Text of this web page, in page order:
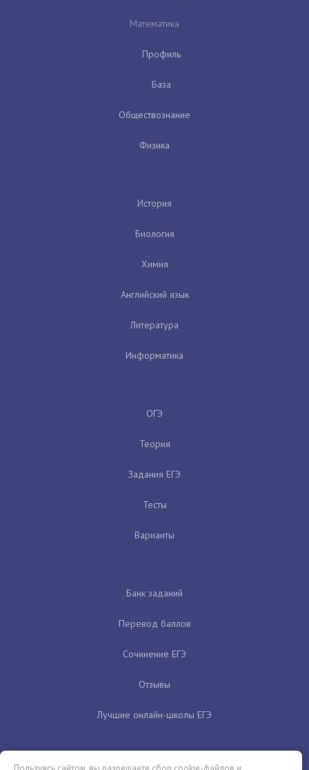
Математика
Профиль
База
Обществознание
Физика
История
Биология
Химия
Английский язык
Литература
Информатика
ОГЭ
Теория
Задания ЕГЭ
Тесты
Варианты
Банк заданий
Перевод баллов
Сочинение ЕГЭ
Отзывы
Лучшие онлайн-школы ЕГЭ